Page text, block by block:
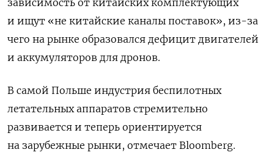
зависимость от китайских комплектующих
и ищут «не китайские каналы поставок», из-за
чего на рынке образовался дефицит двигателей
и аккумуляторов для дронов.
В самой Польше индустрия беспилотных
летательных аппаратов стремительно
развивается и теперь ориентируется
на зарубежные рынки, отмечает Bloomberg.